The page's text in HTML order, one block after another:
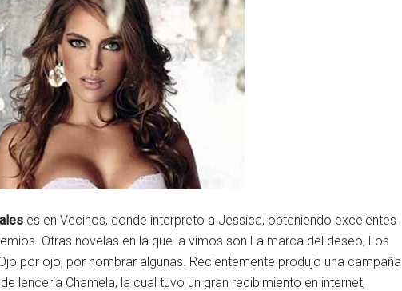
es en Vecinos, donde interpreto a Jessica, obteniendo excelentes
Otras novelas en la que la vimos son La marca del deseo, Los
por ojo, por nombrar algunas. Recientemente produjo una campaña
lenceria Chamela, la cual tuvo un gran recibimiento en internet,